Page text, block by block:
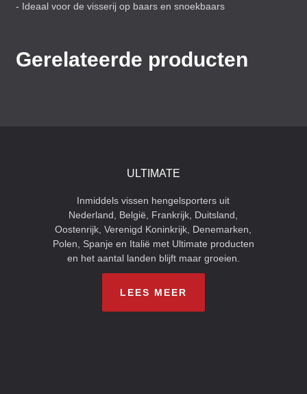
- Ideaal voor de visserij op baars en snoekbaars
Gerelateerde producten
ULTIMATE
Inmiddels vissen hengelsporters uit
Nederland, België, Frankrijk, Duitsland,
Oostenrijk, Verenigd Koninkrijk, Denemarken,
Polen, Spanje en Italië met Ultimate producten
en het aantal landen blijft maar groeien.
LEES MEER